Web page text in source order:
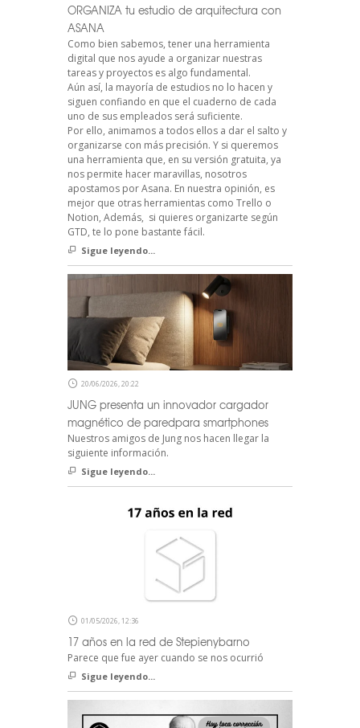
ORGANIZA tu estudio de arquitectura con
ASANA
Como bien sabemos, tener una herramienta
digital que nos ayude a organizar nuestras
tareas y proyectos es algo fundamental.
Aún así, la mayoría de estudios no lo hacen y
siguen confiando en que el cuaderno de cada
uno de sus empleados será suficiente.
Por ello, animamos a todos ellos a dar el salto y
organizarse con más precisión. Y si queremos
una herramienta que, en su versión gratuita, ya
nos permite hacer maravillas, nosotros
apostamos por Asana. En nuestra opinión, es
mejor que otras herramientas como Trello o
Notion, Además, si quieres organizarte según
GTD, te lo pone bastante fácil.
Sigue leyendo...
20/06/2026, 20:22
JUNG presenta un innovador cargador
magnético de paredpara smartphones
Nuestros amigos de Jung nos hacen llegar la
siguiente información.
Sigue leyendo...
01/05/2026, 12:36
17 años en la red de Stepienybarno
Parece que fue ayer cuando se nos ocurrió
Sigue leyendo...